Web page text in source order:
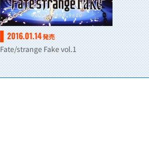
2016.01.14発売
Fate/strange Fake vol.1